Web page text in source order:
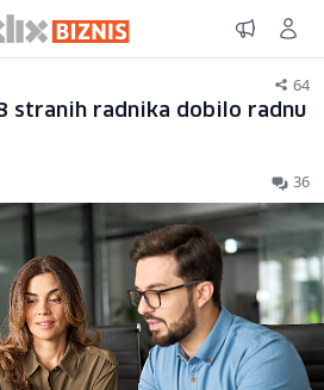
64
stranih radnika dobilo radnu
36